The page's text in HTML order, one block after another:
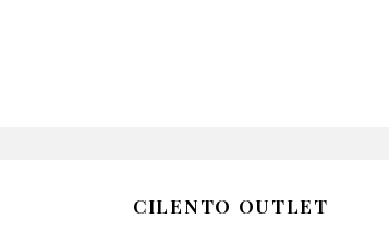
CILENTO OUTLET